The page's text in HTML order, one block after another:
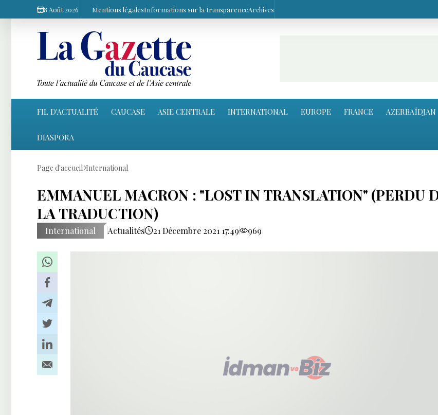
8 Août 2026 Mentions légalesInformations sur la transparenceArchives
FIL D'ACTUALITÉ CAUCASE ASIE CENTRALE INTERNATIONAL EUROPE FRANCE AZERBAÏDJAN
DIASPORA
Page d'accueil International
EMMANUEL MACRON : "LOST IN TRANSLATION" (PERDU
LA TRADUCTION)
International Actualités 21 Décembre 2021 17:49 969